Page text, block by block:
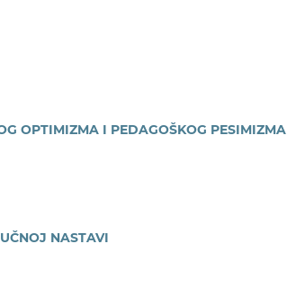
OPTIMIZMA I PEDAGOŠKOG PESIMIZMA
NASTAVI